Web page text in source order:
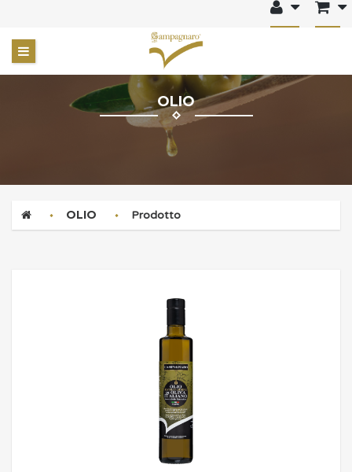
OLIO
OLIO Prodotto